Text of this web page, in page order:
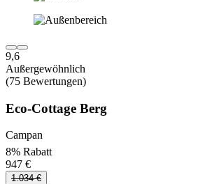
9,6
Außergewöhnlich
(75 Bewertungen)
Eco-Cottage Berg
Campan
8% Rabatt
947 €
1.034 €